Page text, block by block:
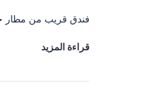
فندق قريب من مطار
قراءة المزيد